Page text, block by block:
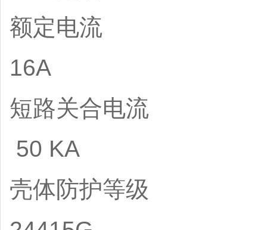
额定电流
16A
短路关合电流
50 KA
壳体防护等级